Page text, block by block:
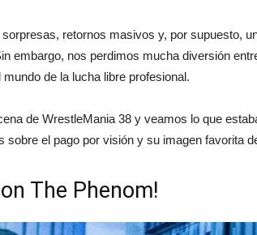
retornos masivos y, por supuesto,
embargo, nos perdimos mucha diversión
de la lucha libre profesional.
de WrestleMania 38 y veamos lo que
el pago por visión y su imagen favorita
The Phenom!